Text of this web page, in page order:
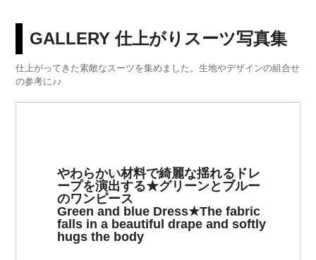
GALLERY 仕上がりスーツ写真集
仕上がってきた素敵なスーツを集めました。生地やデザインの組合せ
の参考に♪♪
やわらかい材料で綺麗な揺れるドレ
ープを演出する★グリーンとブルー
のワンピース
Green and blue Dress★The fabric
falls in a beautiful drape and softly
hugs the body